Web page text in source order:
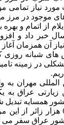
مورد نیاز
موجود در مرز
آن همزمان
های شبانه
در زمینه
المللی مهران
عراق به
همسایه
روزانه به طور متوسط 6
عراق سفر می